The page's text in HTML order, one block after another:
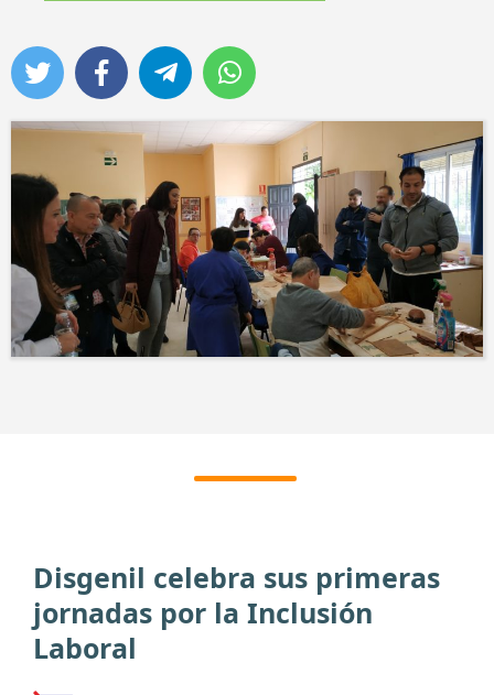
Disgenil celebra sus primeras
jornadas por la Inclusión
Laboral